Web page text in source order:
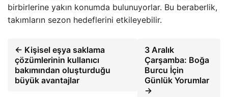
birbirlerine yakın konumda bulunuyorlar. Bu beraberlik,
takımların sezon hedeflerini etkileyebilir.
← Kişisel eşya saklama
çözümlerinin kullanıcı
bakımından oluşturduğu
büyük avantajlar
3 Aralık
Çarşamba: Boğa
Burcu İçin
Günlük Yorumlar
→